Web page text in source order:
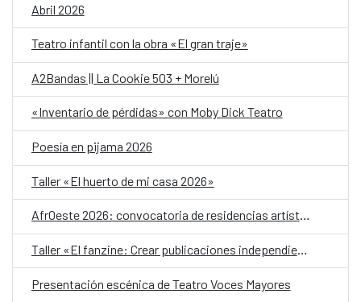
Abril 2026
Teatro infantil con la obra «El gran traje»
A2Bandas || La Cookie 503 + Morelú
«Inventario de pérdidas» con Moby Dick Teatro
Poesía en pijama 2026
Taller «El huerto de mi casa 2026»
AfrOeste 2026: convocatoria de residencias artísticas
Taller «El fanzine: Crear publicaciones independientes a través de la experimentación»
Presentación escénica de Teatro Voces Mayores